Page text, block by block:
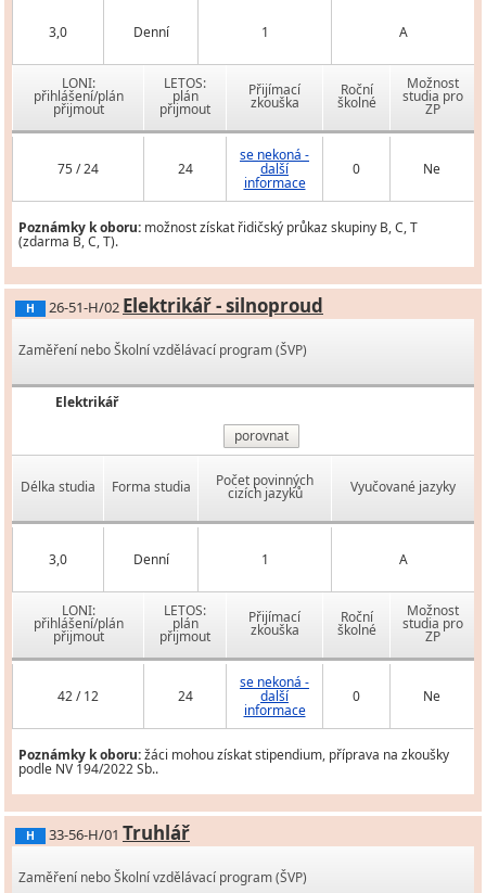
3,0 Denní 1 A
LONI:
přihlášení/plán
přijmout
LETOS:
plán
přijmout
Přijímací
zkouška
Roční
školné
Možnost
studia pro
ZP
75 / 24 24
se nekoná -
další
informace
0 Ne
Poznámky k oboru: možnost získat řidičský průkaz skupiny B, C, T
(zdarma B, C, T).
H 26-51-H/02 Elektrikář - silnoproud
Zaměření nebo Školní vzdělávací program (ŠVP)
Elektrikář
porovnat
Délka studia Forma studia Počet povinných
cizích jazyků Vyučované jazyky
3,0 Denní 1 A
LONI:
přihlášení/plán
přijmout
LETOS:
plán
přijmout
Přijímací
zkouška
Roční
školné
Možnost
studia pro
ZP
42 / 12 24
se nekoná -
další
informace
0 Ne
Poznámky k oboru:žáci mohou získat stipendium, příprava na zkoušky
podle NV 194/2022 Sb..
H 33-56-H/01 Truhlář
Zaměření nebo Školní vzdělávací program (ŠVP)